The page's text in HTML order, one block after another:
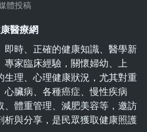
體投稿
醫療網
即時、正確的健康知識、醫學新
家臨床經驗，關懷婦幼、上
生理、心理健康狀況，尤其對重
心臟病、各種癌症、慢性疾病
、體重管理、減肥美容等，邀訪
析與分享，是民眾獲取健康照護